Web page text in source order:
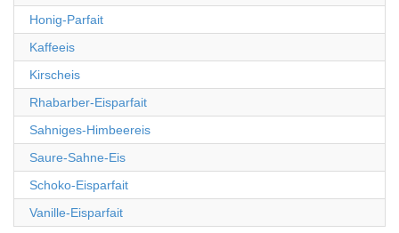
Honig-Parfait
Kaffeeis
Kirscheis
Rhabarber-Eisparfait
Sahniges-Himbeereis
Saure-Sahne-Eis
Schoko-Eisparfait
Vanille-Eisparfait